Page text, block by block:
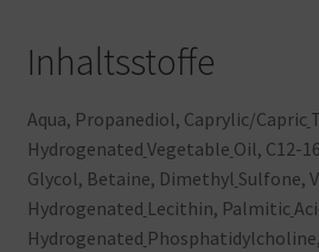
Inhaltsstoffe
Aqua, Propanediol, Caprylic/Capric
Hydrogenated Vegetable Oil, C12-16
Glycol, Betaine, Dimethyl Sulfone,
Hydrogenated Lecithin, Palmitic
Hydrogenated